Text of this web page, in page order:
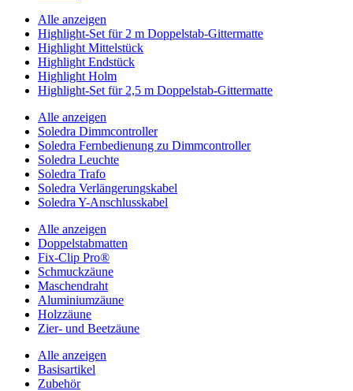
Alle anzeigen
Highlight-Set für 2 m Doppelstab-Gittermatte
Highlight Mittelstück
Highlight Endstück
Highlight Holm
Highlight-Set für 2,5 m Doppelstab-Gittermatte
Alle anzeigen
Soledra Dimmcontroller
Soledra Fernbedienung zu Dimmcontroller
Soledra Leuchte
Soledra Trafo
Soledra Verlängerungskabel
Soledra Y-Anschlusskabel
Alle anzeigen
Doppelstabmatten
Fix-Clip Pro®
Schmuckzäune
Maschendraht
Aluminiumzäune
Holzzäune
Zier- und Beetzäune
Alle anzeigen
Basisartikel
Zubehör